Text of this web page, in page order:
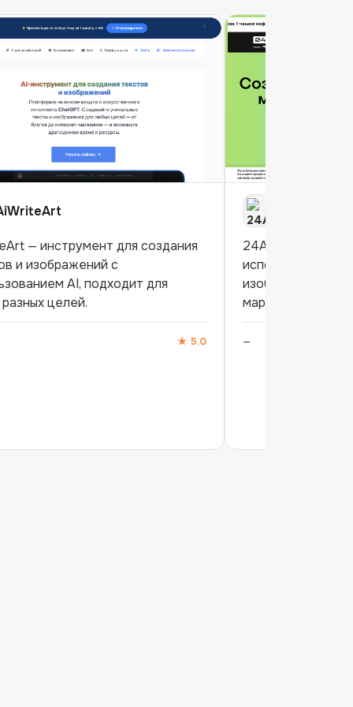
— инструмент для создания
и изображений с
AI, подходит для
целей.
★ 5.0
24AI – это
использует
изображений
маркетплейсов и
—